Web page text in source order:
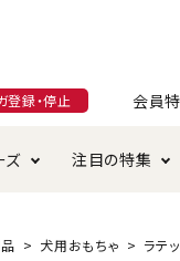
登録・停止 会員
入れ・ケア用品
ズ
そのまま
注目の特集
加特集
特典について
犬用おもちゃ ラテ